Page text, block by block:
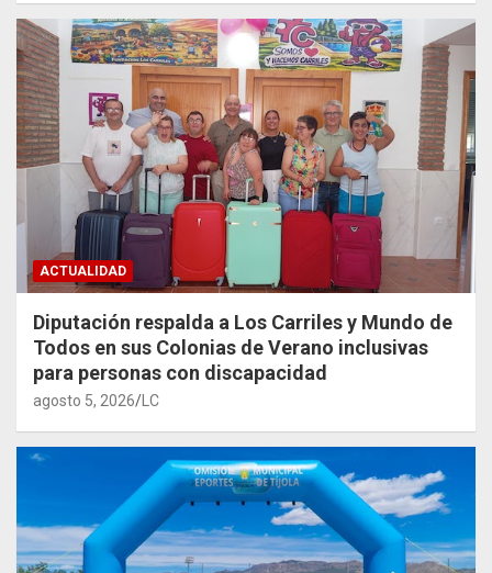
ACTUALIDAD
Diputación respalda a Los Carriles y Mundo de
Todos en sus Colonias de Verano inclusivas
para personas con discapacidad
agosto 5, 2026 LC